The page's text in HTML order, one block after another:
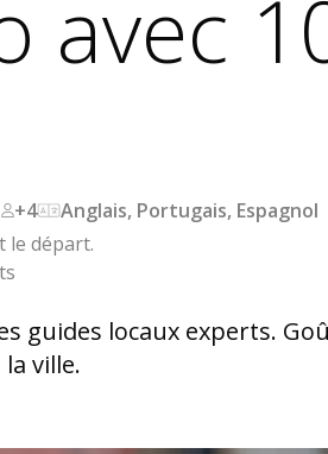
avec
+4
Anglais, Portugais, Espagnol
le départ.
guides locaux experts.
ville.